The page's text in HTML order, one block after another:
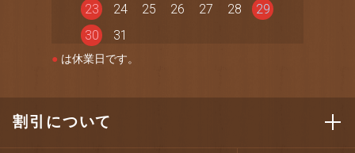
23
24 25 26 27 28
29
30
31
● は休業日です。
割引について